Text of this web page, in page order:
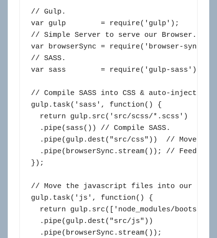
// Gulp.
var gulp        = require('gulp');
// Simple Server to serve our Browser.
var browserSync = require('browser-
// SASS.
var sass        = require('gulp-sass');
// Compile SASS into CSS & auto-inject it
gulp.task('sass', function() {
  return gulp.src('src/scss/*.scss')
  .pipe(sass()) // Compile SASS.
.pipe(gulp.dest("src/css"))  // Move
.pipe(browserSync.stream()); // Feed
});
// Move the javascript files into our /
gulp.task('js', function() {
return gulp.src(['node_modules/
  .pipe(gulp.dest("src/js"))
  .pipe(browserSync.stream());